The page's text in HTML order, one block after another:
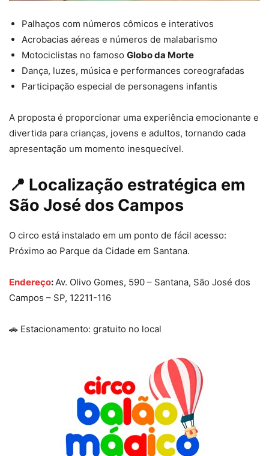
Palhaços com números cômicos e interativos
Acrobacias aéreas e números de malabarismo
Motociclistas no famoso Globo da Morte
Dança, luzes, música e performances coreografadas
Participação especial de personagens infantis
A proposta é proporcionar uma experiência emocionante e
divertida para crianças, jovens e adultos, tornando cada
apresentação um momento inesquecível.
📍 Localização estratégica em
São José dos Campos
O circo está instalado em um ponto de fácil acesso:
Próximo ao Parque da Cidade em Santana.
Endereço:Av. Olivo Gomes, 590 – Santana, São José dos
Campos – SP, 12211-116
🚗 Estacionamento: gratuito no local